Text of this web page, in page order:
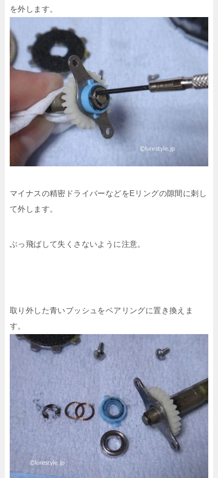
を外します。
マイナスの精密ドライバーなどをEリングの隙間に刺し
て外します。
ぶっ飛ばして失くさないように注意。
取り外した青いブッシュをベアリングに置き換えま
す。